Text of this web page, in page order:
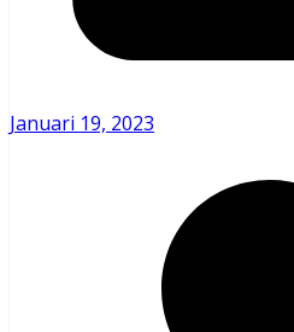
Januari 19, 2023